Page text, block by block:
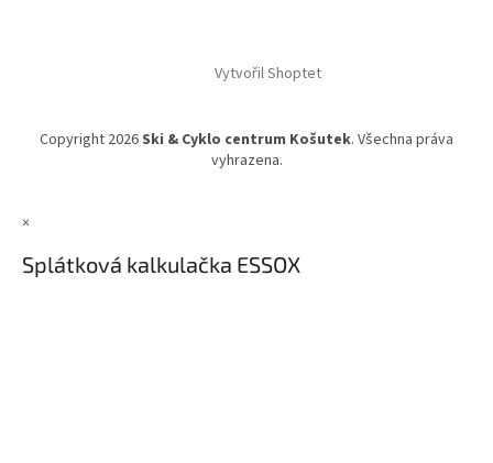
Vytvořil Shoptet
Copyright 2026Ski & Cyklo centrum Košutek. Všechna práva
vyhrazena.
×
Splátková kalkulačka ESSOX